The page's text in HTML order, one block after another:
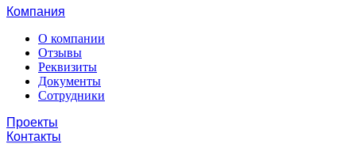
Компания
О компании
Отзывы
Реквизиты
Документы
Сотрудники
Проекты
Контакты